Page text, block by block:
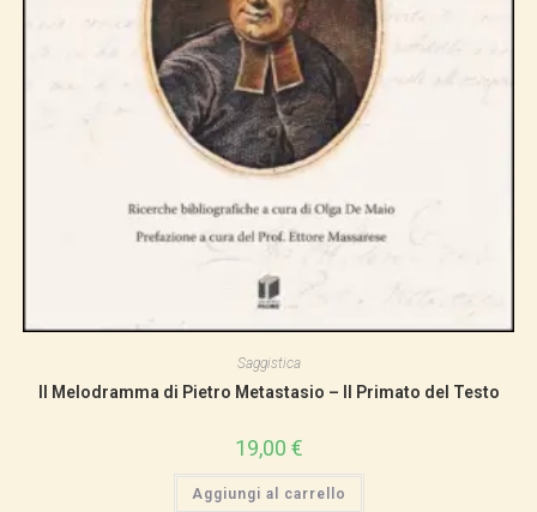
Saggistica
Il Melodramma di Pietro Metastasio – Il Primato del Testo
19,00 €
Aggiungi al carrello